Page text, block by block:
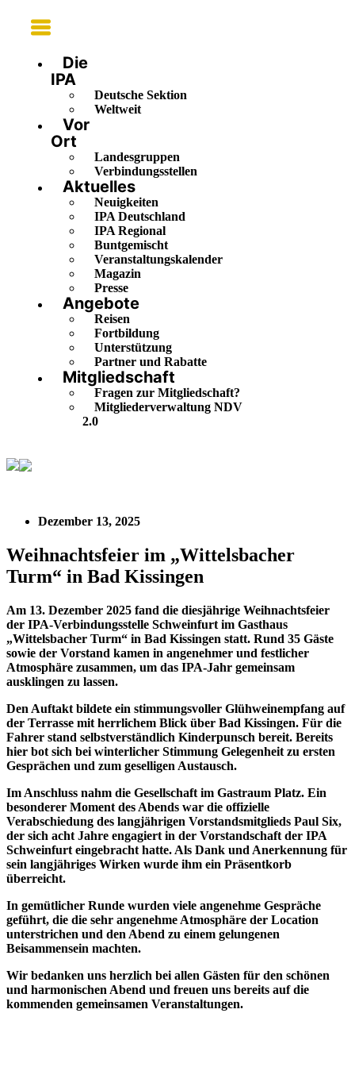
Main
Menu
Die
IPA
Deutsche Sektion
Weltweit
Vor
Ort
Landesgruppen
Verbindungsstellen
Aktuelles
Neuigkeiten
IPA Deutschland
IPA Regional
Buntgemischt
Veranstaltungskalender
Magazin
Presse
Angebote
Reisen
Fortbildung
Unterstützung
Partner und Rabatte
Mitgliedschaft
Fragen zur Mitgliedschaft?
Mitgliederverwaltung NDV
2.0
Dezember 13, 2025
Weihnachtsfeier im „Wittelsbacher
Turm“ in Bad Kissingen
Am 13. Dezember 2025 fand die diesjährige Weihnachtsfeier
der IPA-Verbindungsstelle Schweinfurt im Gasthaus
„Wittelsbacher Turm“ in Bad Kissingen statt. Rund 35 Gäste
sowie der Vorstand kamen in angenehmer und festlicher
Atmosphäre zusammen, um das IPA-Jahr gemeinsam
ausklingen zu lassen.
Den Auftakt bildete ein stimmungsvoller Glühweinempfang auf
der Terrasse mit herrlichem Blick über Bad Kissingen. Für die
Fahrer stand selbstverständlich Kinderpunsch bereit. Bereits
hier bot sich bei winterlicher Stimmung Gelegenheit zu ersten
Gesprächen und zum geselligen Austausch.
Im Anschluss nahm die Gesellschaft im Gastraum Platz. Ein
besonderer Moment des Abends war die offizielle
Verabschiedung des langjährigen Vorstandsmitglieds Paul Six,
der sich acht Jahre engagiert in der Vorstandschaft der IPA
Schweinfurt eingebracht hatte. Als Dank und Anerkennung für
sein langjähriges Wirken wurde ihm ein Präsentkorb
überreicht.
In gemütlicher Runde wurden viele angenehme Gespräche
geführt, die die sehr angenehme Atmosphäre der Location
unterstrichen und den Abend zu einem gelungenen
Beisammensein machten.
Wir bedanken uns herzlich bei allen Gästen für den schönen
und harmonischen Abend und freuen uns bereits auf die
kommenden gemeinsamen Veranstaltungen.